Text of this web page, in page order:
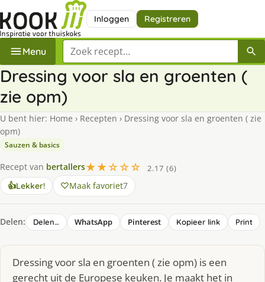
Inloggen Registreren
Menu Zoek een recept
Dressing voor sla en groenten (
zie opm)
U bent hier: Home › Recepten › Dressing voor sla en groenten ( zie
opm)
Sauzen & basics
Recept van bertallers★★☆☆☆
2.17 (6)
👍Lekker! Maak favoriet7
Delen: Delen… WhatsApp Pinterest Kopieer link Print
Dressing voor sla en groenten ( zie opm) is een
gerecht uit de Europese keuken. Je maakt het in